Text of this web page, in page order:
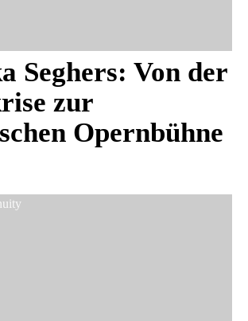
Seghers: Von der
zur
Opernbühne